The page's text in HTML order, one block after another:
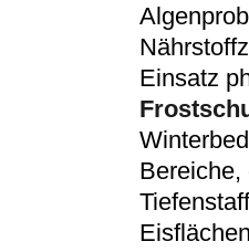
Einsatz
Bereiche,